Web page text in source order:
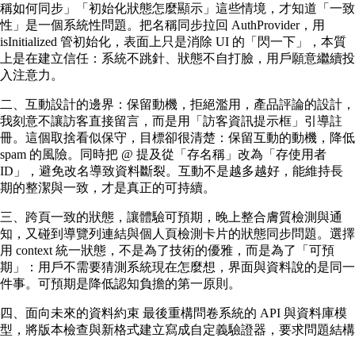
稱如何同步」「初始化狀態怎麼顯示」這些情境，才知道「一致
性」是一個系統性問題。把名稱同步拉回 AuthProvider，用
isInitialized 管初始化，表面上只是消除 UI 的「閃一下」，本質
上是在建立信任：系統不跳針、狀態不自打臉，用戶願意繼續投
入注意力。
二、互動設計的邊界：保留動機，拒絕濫用，產品評論的設計，
我刻意不讓訪客直接留言，而是用「訪客資訊提示框」引導註
冊。這個取捨看似保守，目標卻很清楚：保留互動的動機，降低
spam 的風險。同時把 @ 提及從「存名稱」改為「存使用者
ID」，避免改名導致資料斷裂。互動不是越多越好，能維持長
期的整潔與一致，才是真正的可持續。
三、跨頁一致的狀態，讓體驗可預期，晚上整合膚質檢測與通
知，又碰到導覽列連結與個人頁檢測卡片的狀態同步問題。選擇
用 context 統一狀態，不是為了技術的優雅，而是為了「可預
期」：用戶不需要猜測系統現在怎麼想，界面與資料說的是同一
件事。可預期是降低認知負擔的第一原則。
四、面向未來的資料約束 最後重構問卷系統的 API 與資料庫模
型，將版本檢查與新格式建立寫成自定義驗證器，要求問題結構